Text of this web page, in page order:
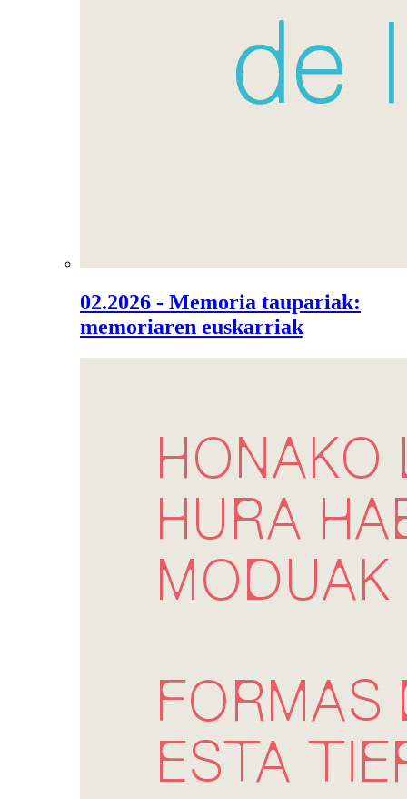
02.2026 - Memoria taupariak:
memoriaren euskarriak